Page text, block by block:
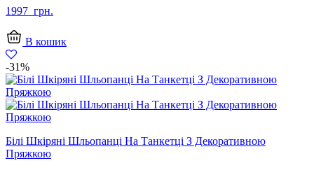
1997 грн.
В кошик
-31%
Білі Шкіряні Шльопанці На Танкетці З Декоративною
Пряжкою